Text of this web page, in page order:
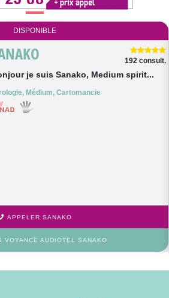
DISPONIBLE
192 consult.
je suis Sanako, Medium spirit...
Médium, Cartomancie
APPELER SANAKO
VOYANCE AUDIOTEL SANAKO